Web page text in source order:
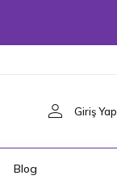
Giriş Yap
Blog